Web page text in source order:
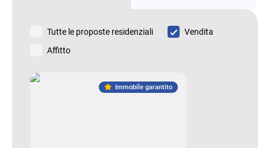
Tutte le proposte residenziali
Vendita
Affitto
Immobile garantito